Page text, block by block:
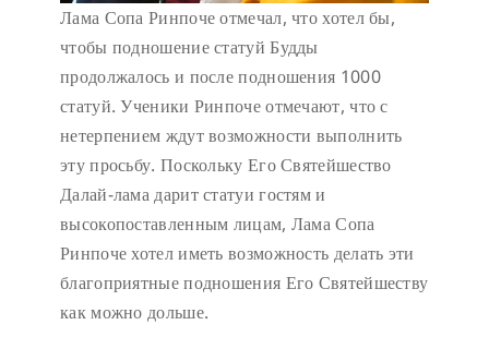
Лама Сопа Ринпоче отмечал, что хотел бы,
чтобы подношение статуй Будды
продолжалось и после подношения 1000
статуй. Ученики Ринпоче отмечают, что с
нетерпением ждут возможности выполнить
эту просьбу. Поскольку Его Святейшество
Далай-лама дарит статуи гостям и
высокопоставленным лицам, Лама Сопа
Ринпоче хотел иметь возможность делать эти
благоприятные подношения Его Святейшеству
как можно дольше.